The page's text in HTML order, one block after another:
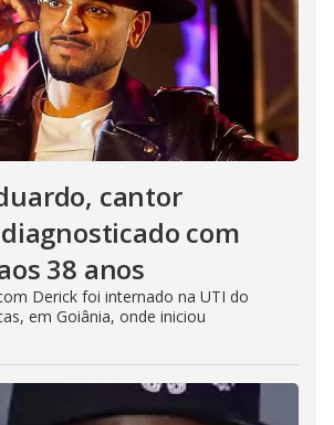
cantor
com
38 anos
Derick foi internado na UTI do
em Goiânia, onde iniciou